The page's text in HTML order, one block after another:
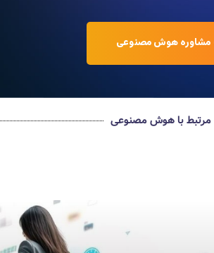
مشاوره هوش مصنوعی
مرتبط با هوش مصنوعی